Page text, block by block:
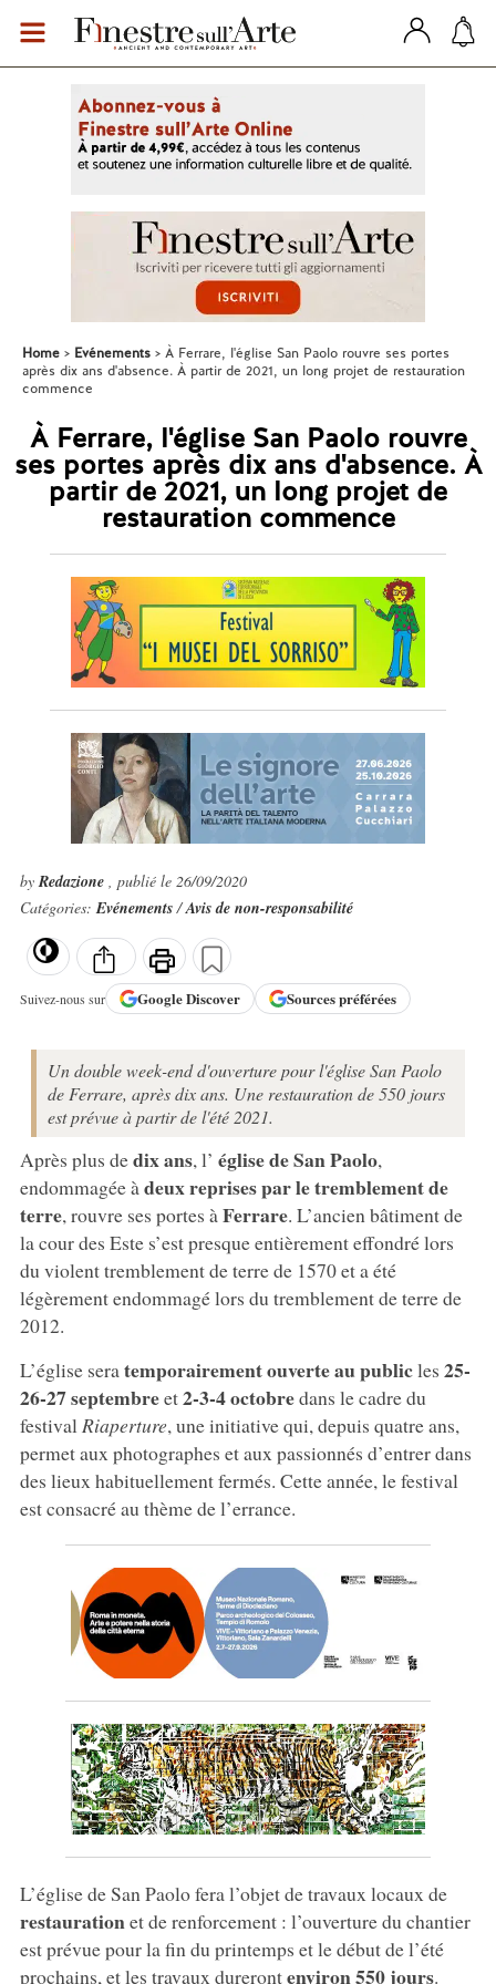
Home Evénements
À Ferrare, l'église San Paolo rouvre ses portes
après dix ans d'absence. À partir de 2021, un long projet de restauration
commence
À Ferrare, l'église San Paolo rouvre
ses portes après dix ans d'absence. À
partir de 2021, un long projet de
restauration commence
byRedazione , publié le 26/09/2020
Catégories:Evénements/Avis de non-responsabilité
Suivez-nous sur GoogleDiscover Sources préférées
Un double week-end d'ouverture pour l'église San Paolo
de Ferrare, après dix ans. Une restauration de 550 jours
est prévue à partir de l'été 2021.
Après plus dedix ans, l’ église de San Paolo,
endommagée à deux reprises par le tremblement de
terre, rouvre ses portes à Ferrare. L’ancien bâtiment de
la cour des Este s’est presque entièrement effondré lors
du violent tremblement de terre de 1570 et a été
légèrement endommagé lors du tremblement de terre de
2012.
L’église seratemporairement ouverte au publicles 25-
26-27 septembreet2-3-4 octobredans le cadre du
festival Riaperture, une initiative qui, depuis quatre ans,
permet aux photographes et aux passionnés d’entrer dans
des lieux habituellement fermés. Cette année, le festival
est consacré au thème de l’errance.
L’église de San Paolo fera l’objet de travaux locaux de
restaurationet de renforcement : l’ouverture du chantier
est prévue pour la fin du printemps et le début de l’été
prochains, et les travaux durerontenviron 550 jours.